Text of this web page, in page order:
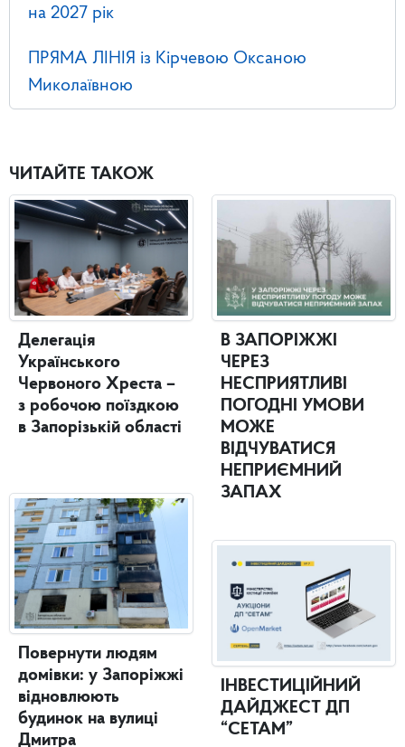
на 2027 рік
ПРЯМА ЛІНІЯ із Кірчевою Оксаною
Миколаївною
ЧИТАЙТЕ ТАКОЖ
Делегація
Українського
Червоного Хреста –
з робочою поїздкою
в Запорізькій області
Повернути людям
домівки: у Запоріжжі
відновлюють
будинок на вулиці
Дмитра
В ЗАПОРІЖЖІ
ЧЕРЕЗ
НЕСПРИЯТЛИВІ
ПОГОДНІ УМОВИ
МОЖЕ
ВІДЧУВАТИСЯ
НЕПРИЄМНИЙ
ЗАПАХ
ІНВЕСТИЦІЙНИЙ
ДАЙДЖЕСТ ДП
“СЕТАМ”